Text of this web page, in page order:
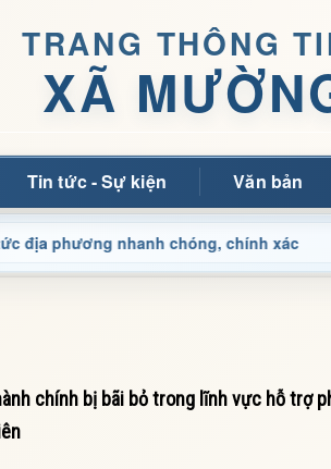
TRANG THÔNG
XÃ
Tin tức - Sự kiện Văn bản
nhanh chóng, chính xác Chào
chính bị bãi bỏ trong lĩnh vực hỗ trợ